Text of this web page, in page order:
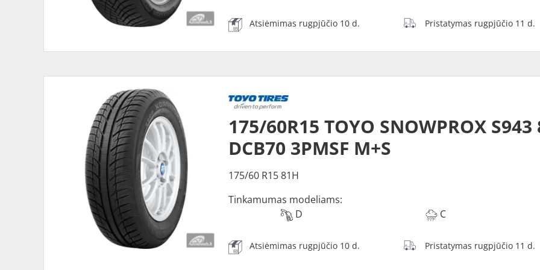
Atsiėmimas rugpjūčio 10 d. Pristatymas rugpjūčio 11 d.
175/60R15 TOYO SNOWPROX
DCB70 3PMSF M+S
175/60 R15 81H
Tinkamumas modeliams:
D
C
Atsiėmimas rugpjūčio 10 d. Pristatymas rugpjūčio 11 d.